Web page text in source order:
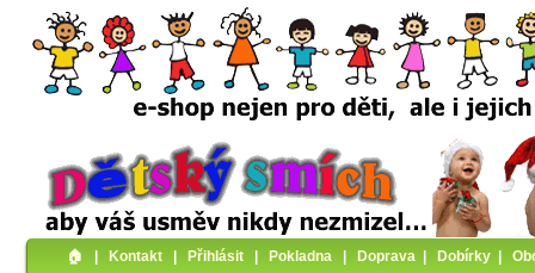
🏠︎ Kontakt Přihlásit Pokladna Doprava Dobírky